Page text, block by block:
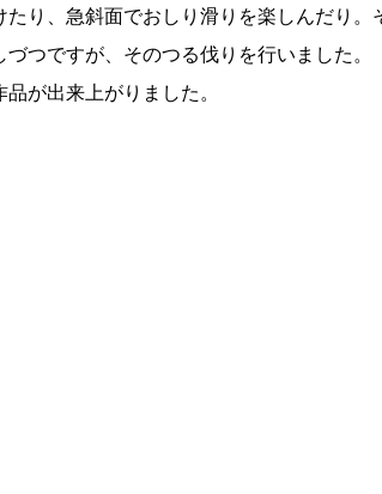
り、急斜面でおしり滑りを楽しんだり。
つですが、そのつる伐りを行いました。
が出来上がりました。